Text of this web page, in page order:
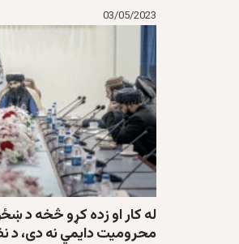
03/05/2023
له کار او زده کړو څخه د
محروميت دایمي نه دی، د